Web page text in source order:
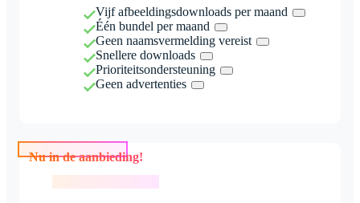
Vijf afbeeldingsdownloads per maand
Één bundel per maand
Geen naamsvermelding vereist
Snellere downloads
Prioriteitsondersteuning
Geen advertenties
Nu in de aanbieding!